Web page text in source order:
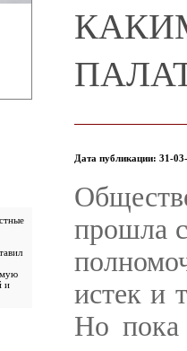
и
Дата публикации: 31-
прошла
истек и
Но пока